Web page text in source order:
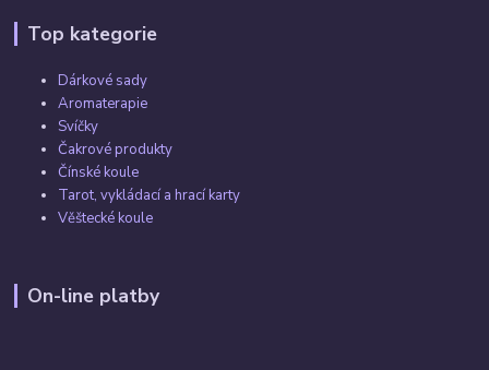
Top kategorie
Dárkové sady
Aromaterapie
Svíčky
Čakrové produkty
Čínské koule
Tarot, vykládací a hrací karty
Věštecké koule
On-line platby